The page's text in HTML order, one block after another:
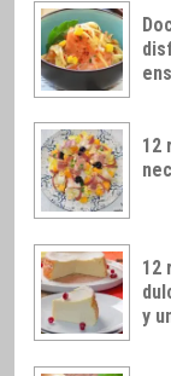
12
12
y